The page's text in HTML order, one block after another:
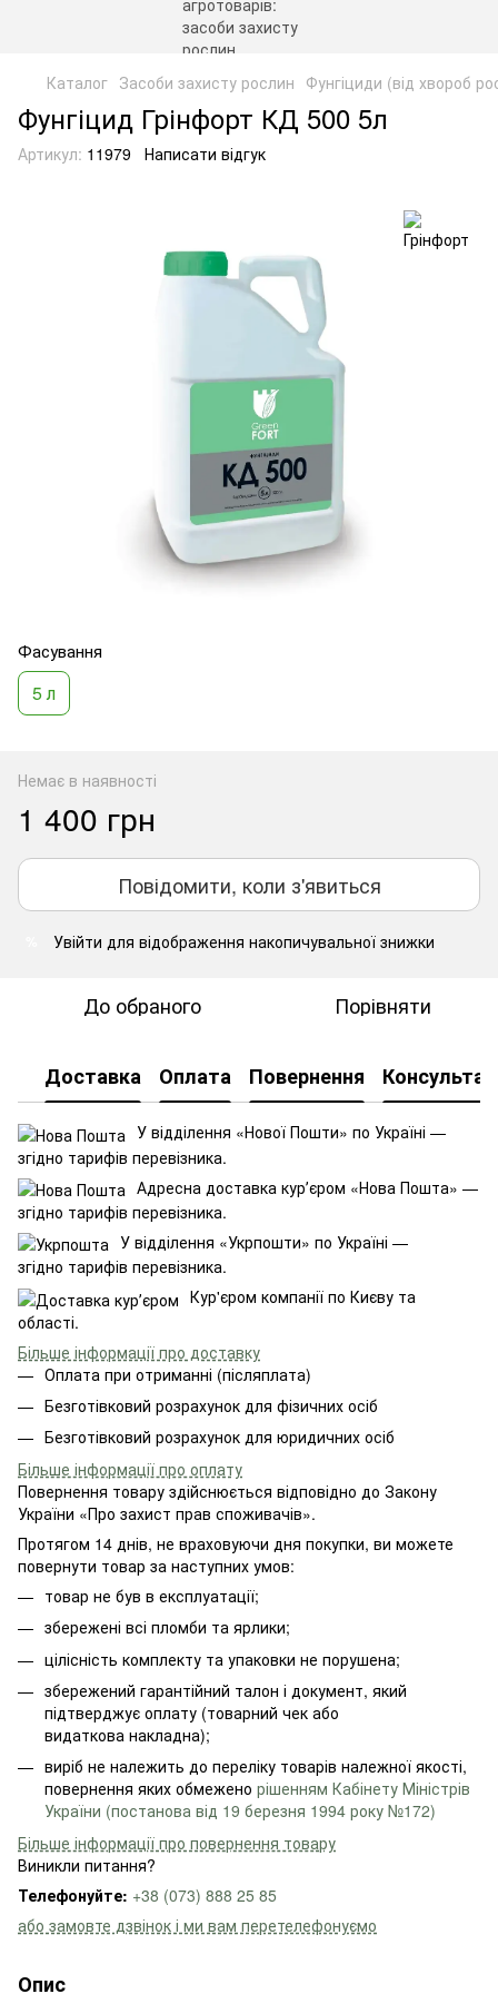
Каталог Засоби захисту рослин Фунгіциди (від хвороб
Фунгіцид Грінфорт КД 500 5л
Артикул: 11979 Написати відгук
Фасування
5 л
Немає в наявності
1 400 грн
Повідомити, коли з'явиться
Увійти для відображення накопичувальної знижки
До обраного Порівняти
Доставка Оплата Повернення
У відділення «Нової Пошти» по Україні —
згідно тарифів перевізника.
Адресна доставка курʼєром «Нова Пошта» —
згідно тарифів перевізника.
У відділення «Укрпошти» по Україні —
згідно тарифів перевізника.
Кур'єром компанії по Києву та
області.
Більше інформації про доставку
Оплата при отриманні (післяплата)
Безготівковий розрахунок для фізичних осіб
Безготівковий розрахунок для юридичних осіб
Більше інформації про оплату
Повернення товару здійснюється відповідно до Закону
України «Про захист прав споживачів».
Протягом 14 днів, не враховуючи дня покупки, ви можете
повернути товар за наступних умов:
товар не був в експлуатації;
збережені всі пломби та ярлики;
цілісність комплекту та упаковки не порушена;
збережений гарантійний талон і документ, який
підтверджує оплату (товарний чек або
видаткова накладна);
виріб не належить до переліку товарів належної якості,
повернення яких обмежено рішенням Кабінету Міністрів
України (постанова від 19 березня 1994 року №172)
Більше інформації про повернення товару
Виникли питання?
Телефонуйте: +38 (073) 888 25 85
або замовте дзвінок і ми вам перетелефонуємо
Опис